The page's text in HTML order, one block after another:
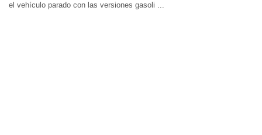
el vehículo parado con las versiones gasoli ...